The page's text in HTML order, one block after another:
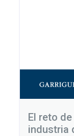
El reto
industria